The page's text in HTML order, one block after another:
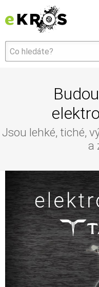
Jsou lehké, tiché,
a